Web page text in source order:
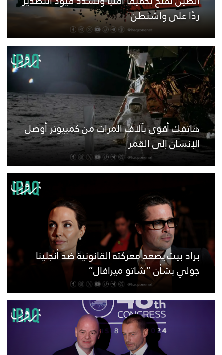
ردًا على واشنطن
هاتفك أقوى بآلاف المرات من كمبيوتر أوصل
الإنسان إلى القمر
براد بيت يصعد معركته القانونية ضد أنجلينا
جولي بشأن “شاتو ميرافال”